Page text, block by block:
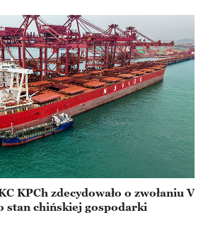
KPCh zdecydowało o zwołaniu V
stan chińskiej gospodarki